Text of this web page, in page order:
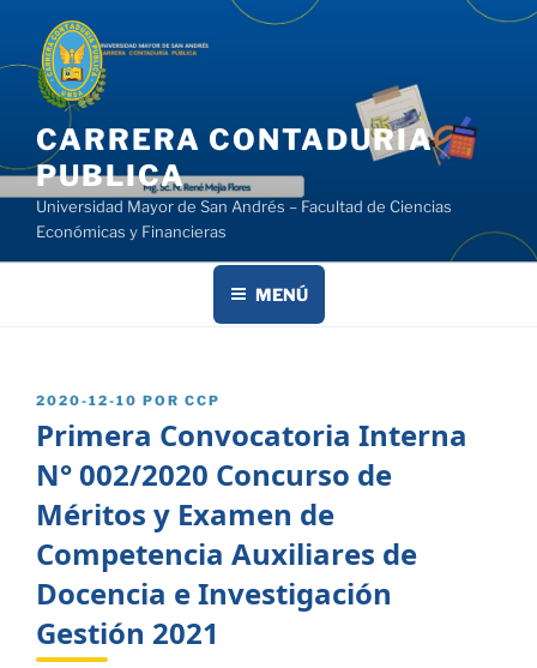
contenido
CARRERA CONTADURIA
PUBLICA
Universidad Mayor de San Andrés – Facultad de Ciencias
Económicas y Financieras
MENÚ
PUBLICADO
2020-12-10 POR CCP
Primera Convocatoria Interna
N° 002/2020 Concurso de
Méritos y Examen de
Competencia Auxiliares de
Docencia e Investigación
Gestión 2021